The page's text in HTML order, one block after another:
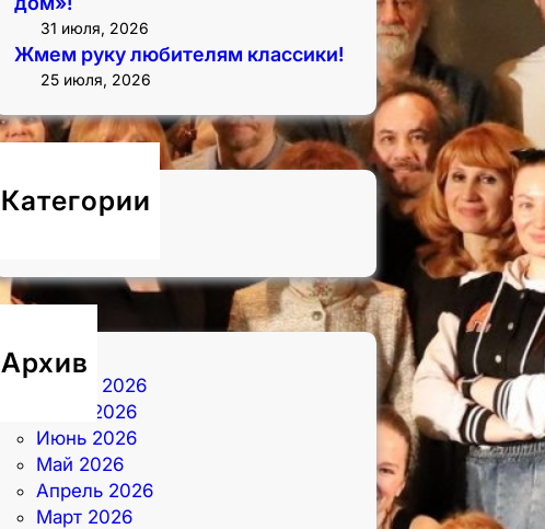
31 июля, 2026
Жмем руку любителям классики!
25 июля, 2026
Категории
Новости
Архив
Август 2026
Июль 2026
Июнь 2026
Май 2026
Апрель 2026
Март 2026